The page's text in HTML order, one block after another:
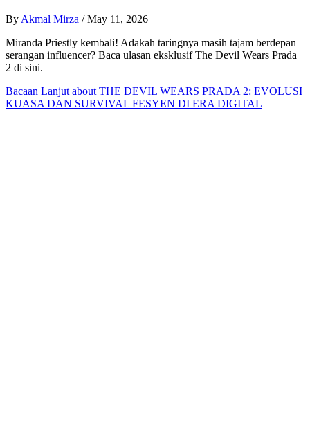
By Akmal Mirza / May 11, 2026
Miranda Priestly kembali! Adakah taringnya masih tajam berdepan
serangan influencer? Baca ulasan eksklusif The Devil Wears Prada
2 di sini.
Bacaan Lanjut about THE DEVIL WEARS PRADA 2: EVOLUSI
KUASA DAN SURVIVAL FESYEN DI ERA DIGITAL